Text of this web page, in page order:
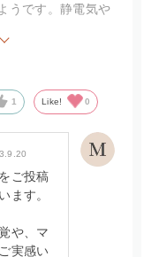
うです。静電気や
と続けて使いたい
1 Like! 0
ご投稿
ます。
や、マ
実感い